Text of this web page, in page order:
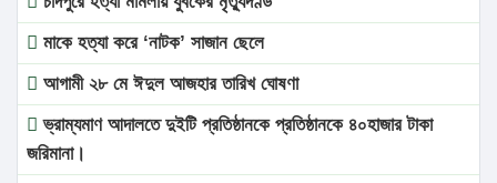
মাকে হত্যা করে ‘নাটক’ সাজান ছেলে
আগামী ২৮ মে ঈদুল আজহার তারিখ ঘোষণা
ভ্রাম্যমাণ আদালতে দুইটি প্রতিষ্ঠানকে প্রতিষ্ঠানকে ৪০হাজার টাকা
জরিমানা।